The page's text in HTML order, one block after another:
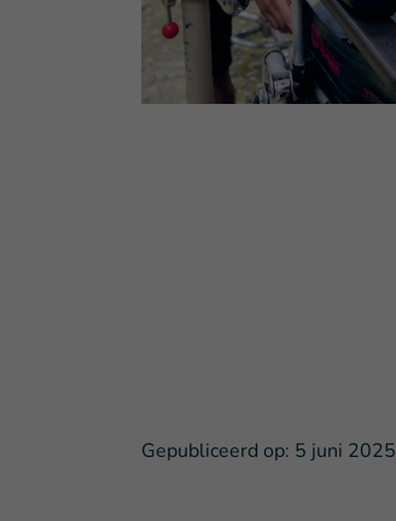
Gepubliceerd op: 5 juni 2025